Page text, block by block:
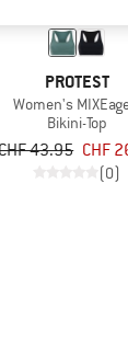
PROTEST
Women's
Bikini-Top
43.95 CHF
(0)